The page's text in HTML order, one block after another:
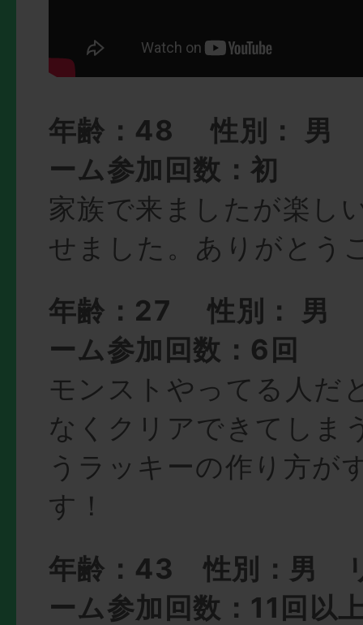
年齢：48 性別： 男
ーム参加回数：初
家族で来ましたが楽し
せました。ありがとう
年齢：27 性別： 男
ーム参加回数：6回
モンストやってる人だ
なくクリアできてしま
うラッキーの作り方が
す！
年齢：43 性別：男
ーム参加回数：11回以